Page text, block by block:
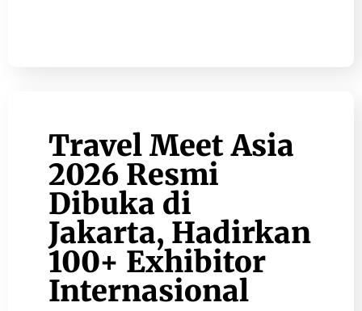
Travel Meet Asia
2026 Resmi
Dibuka di
Jakarta, Hadirkan
100+ Exhibitor
Internasional